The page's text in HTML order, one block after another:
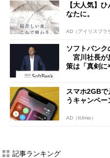
【大人気】
なたに。
AD（アイリスプラ
ソフトバンク
宮川社長が
策は「真剣に
スマホ2GB
うキャンペー
AD（IIJmio）
記事ランキング